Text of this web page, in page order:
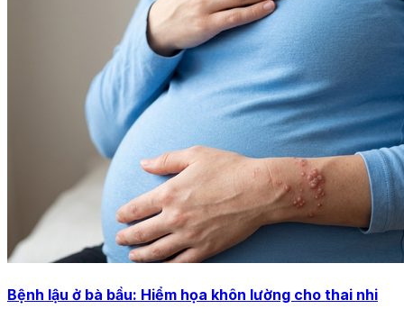
Bệnh lậu ở bà bầu: Hiểm họa khôn lường cho thai nhi